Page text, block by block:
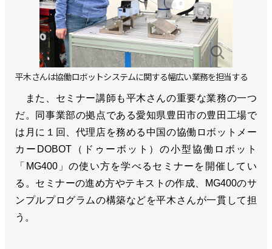
平木さんは協働ロボットシステムに関する幅広い業務を担当する
また、セミナー講師も平木さんの重要な業務の一つ
だ。同事業部の拠点である愛知県豊田市の豊田工場で
は月に１回、代理店を務める中国の協働ロボットメー
カーDOBOT（ドゥーボット）の小型協働ロボット
「MG400」の使い方を学べるセミナーを開催してい
る。セミナーの進め方やテキストの作成、MG400のサ
ンプルプログラムの構築などを平木さんが一貫して担
う。